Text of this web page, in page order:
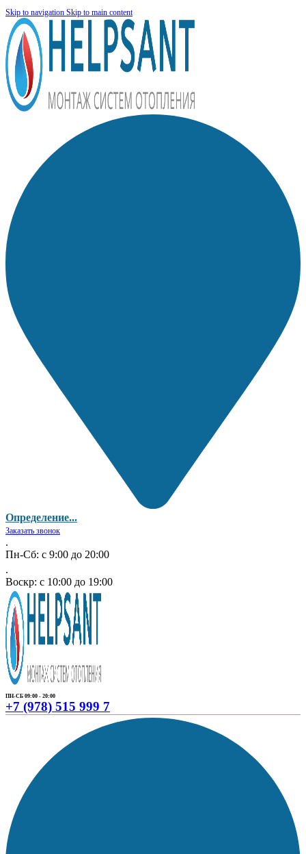
Skip to navigation Skip to main content
Определение...
Заказать звонок
.
Пн-Сб: с 9:00 до 20:00
.
Воскр: с 10:00 до 19:00
ПН-СБ 09:00 - 20:00
+7 (978) 515 999 7